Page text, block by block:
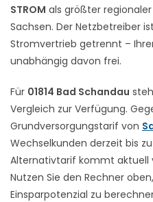
STROM als größter
Sachsen. Der Netzbetreiber
Stromvertrieb getrennt –
unabhängig davon frei.
Für 01814 Bad Schandau
Vergleich zur Verfügung.
Grundversorgungstarif von
Wechselkunden derzeit bis zu
Alternativtarif kommt aktuell
Nutzen Sie den Rechner
Einsparpotenzial zu